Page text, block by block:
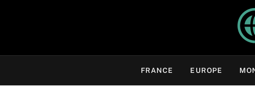
FRANCE EUROPE